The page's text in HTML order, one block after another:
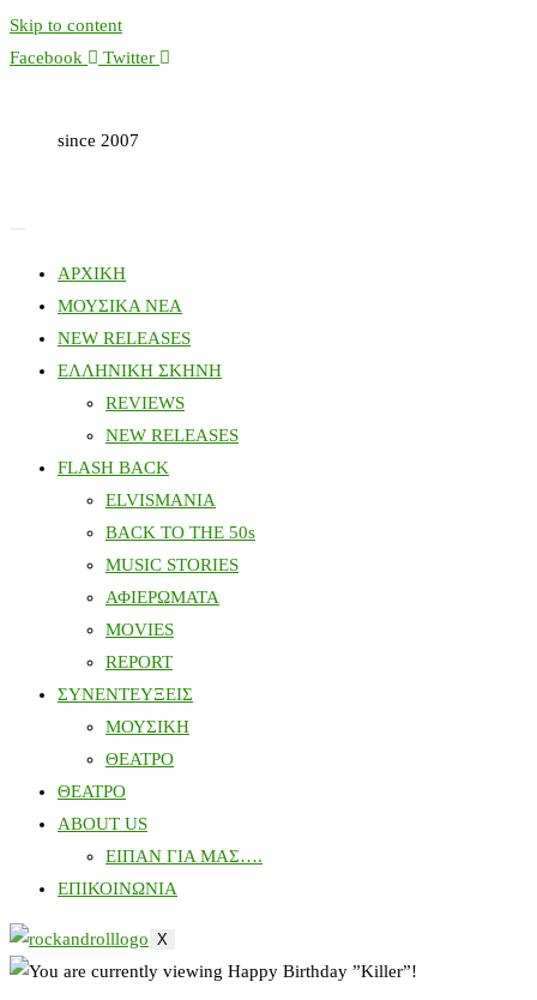
Skip to content
Facebook
Twitter
since 2007
ΑΡΧΙΚΗ
ΜΟΥΣΙΚΑ ΝΕΑ
NEW RELEASES
ΕΛΛΗΝΙΚΗ ΣΚΗΝΗ
REVIEWS
NEW RELEASES
FLASH BACK
ELVISMANIA
BACK TO THE 50s
MUSIC STORIES
ΑΦΙΕΡΩΜΑΤΑ
MOVIES
REPORT
ΣΥΝΕΝΤΕΥΞΕΙΣ
ΜΟΥΣΙΚΗ
ΘΕΑΤΡΟ
ΘΕΑΤΡΟ
ABOUT US
ΕΙΠΑΝ ΓΙΑ ΜΑΣ….
ΕΠΙΚΟΙΝΩΝΙΑ
X